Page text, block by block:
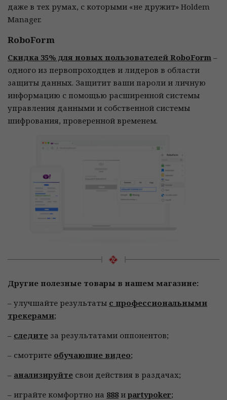
даже в тех румах, с которыми «не дружит» Holdem
Manager.
RoboForm
Скидка 35% для новых пользователей RoboForm –
одного из первопроходцев и лидеров в области
защиты данных. Защитит ваши пароли и личную
информацию с помощью расширенной системы
управления данными и собственной системы
шифрования, проверенной временем.
Другие полезные товары в нашем магазине:
– улучшайте результаты с профессиональными
трекерами;
– следите за результатами оппонентов;
– смотрите обучающие видео;
– анализируйте свои действия в раздачах;
– играйте комфортно на 888и partypoker;